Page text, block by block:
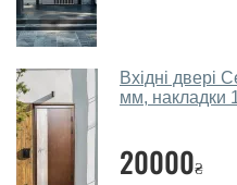
кожного відвідувача.
Так, робимо. Наші
консультацію на виїзді.
собою каталоги кольорів
консультації Ви можете
Вхідні двері
мм, накладки
20000₴